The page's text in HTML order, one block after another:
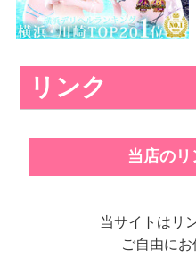
リンク
当店のリ
当サイトはリ
ご自由にお